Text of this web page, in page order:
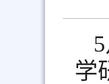
5
学